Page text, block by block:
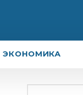
ЭКОНОМИКА